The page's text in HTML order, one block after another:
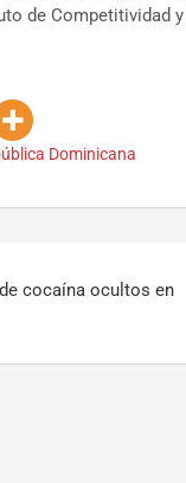
de Competitividad
Dominicana
cocaína ocultos en